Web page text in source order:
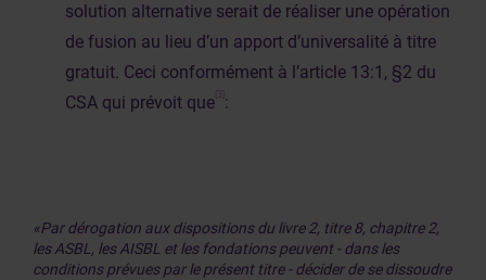
solution alternative serait de réaliser une opération
de fusion au lieu d’un apport d’universalité à titre
gratuit. Ceci conformément à l’article 13:1, §2 du
CSA qui prévoit que [3] :
«Par dérogation aux dispositions du livre 2, titre 8, chapitre 2,
les ASBL, les AISBL et les fondations peuvent - dans les
conditions prévues par le présent titre - décider de se dissoudre